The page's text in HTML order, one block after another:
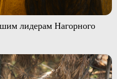
лидерам Нагорного